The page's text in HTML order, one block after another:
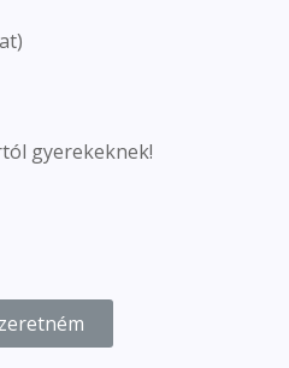
gyerekeknek!